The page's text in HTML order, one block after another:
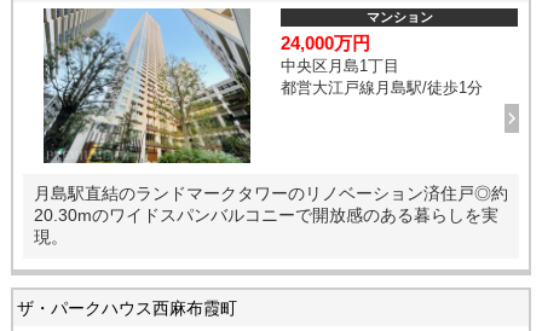
マンション
24,000万円
中央区月島1丁目
都営大江戸線月島駅/徒歩1分
月島駅直結のランドマークタワーのリノベーション済住戸◎約
20.30mのワイドスパンバルコニーで開放感のある暮らしを実
現。
ザ・パークハウス西麻布霞町